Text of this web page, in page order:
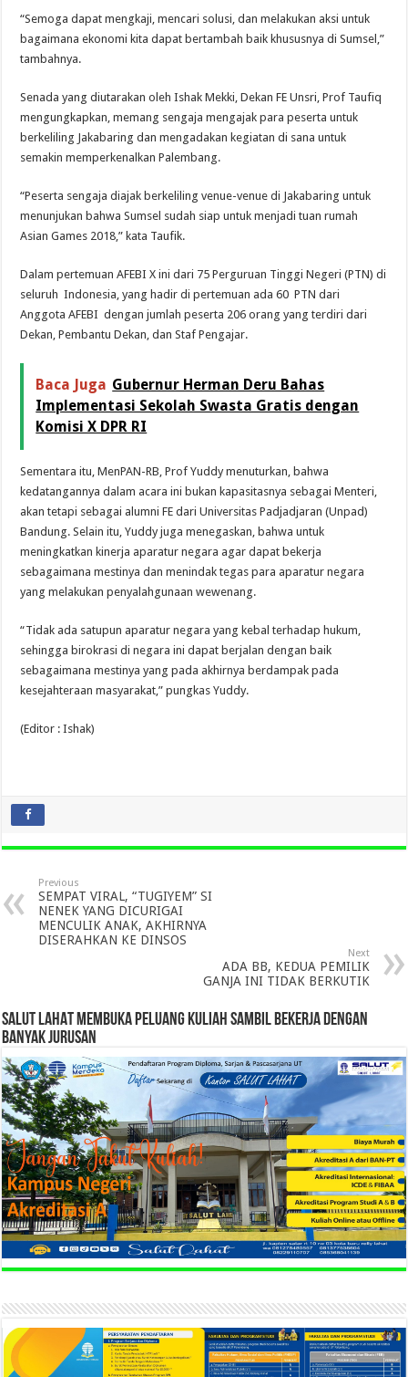
“Semoga dapat mengkaji, mencari solusi, dan melakukan aksi untuk
bagaimana ekonomi kita dapat bertambah baik khususnya di Sumsel,”
tambahnya.
Senada yang diutarakan oleh Ishak Mekki, Dekan FE Unsri, Prof Taufiq
mengungkapkan, memang sengaja mengajak para peserta untuk
berkeliling Jakabaring dan mengadakan kegiatan di sana untuk
semakin memperkenalkan Palembang.
“Peserta sengaja diajak berkeliling venue-venue di Jakabaring untuk
menunjukan bahwa Sumsel sudah siap untuk menjadi tuan rumah
Asian Games 2018,” kata Taufik.
Dalam pertemuan AFEBI X ini dari 75 Perguruan Tinggi Negeri (PTN) di
seluruh Indonesia, yang hadir di pertemuan ada 60 PTN dari
Anggota AFEBI dengan jumlah peserta 206 orang yang terdiri dari
Dekan, Pembantu Dekan, dan Staf Pengajar.
Baca Juga Gubernur Herman Deru Bahas
Implementasi Sekolah Swasta Gratis dengan
Komisi X DPR RI
Sementara itu, MenPAN-RB, Prof Yuddy menuturkan, bahwa
kedatangannya dalam acara ini bukan kapasitasnya sebagai Menteri,
akan tetapi sebagai alumni FE dari Universitas Padjadjaran (Unpad)
Bandung. Selain itu, Yuddy juga menegaskan, bahwa untuk
meningkatkan kinerja aparatur negara agar dapat bekerja
sebagaimana mestinya dan menindak tegas para aparatur negara
yang melakukan penyalahgunaan wewenang.
“Tidak ada satupun aparatur negara yang kebal terhadap hukum,
sehingga birokrasi di negara ini dapat berjalan dengan baik
sebagaimana mestinya yang pada akhirnya berdampak pada
kesejahteraan masyarakat,” pungkas Yuddy.
(Editor : Ishak)
Previous
SEMPAT VIRAL, “TUGIYEM” SI
NENEK YANG DICURIGAI
MENCULIK ANAK, AKHIRNYA
DISERAHKAN KE DINSOS
Next
ADA BB, KEDUA PEMILIK
GANJA INI TIDAK BERKUTIK
SALUT LAHAT MEMBUKA PELUANG KULIAH SAMBIL BEKERJA DENGAN
BANYAK JURUSAN